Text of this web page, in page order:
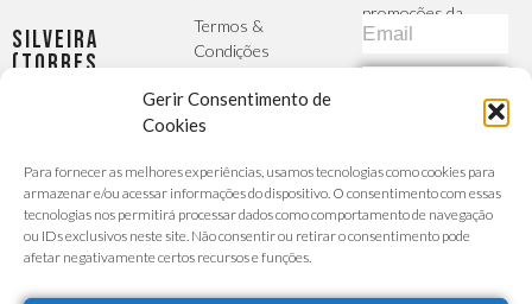
Gerir Consentimento de
Cookies
Para fornecer as melhores experiências, usamos tecnologias como cookies para
armazenar e/ou acessar informações do dispositivo. O consentimento com essas
tecnologias nos permitirá processar dados como comportamento de navegação
ou IDs exclusivos neste site. Não consentir ou retirar o consentimento pode
afetar negativamente certos recursos e funções.
Silveira
(Torres
Silveira
Seg - Sex :
9h30 -
13h/14h30
Termos &
Condições
Privacidade
Finalizar
Encomenda
Carrinho de
Custo da
promoções da
CRphone
MÉTODOS DE
PAGAMENTO